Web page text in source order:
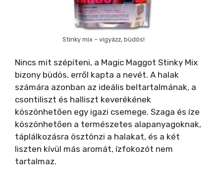
Stinky mix – vigyázz, büdös!
Nincs mit szépíteni, a Magic Maggot Stinky Mix
bizony büdös, erről kapta a nevét. A halak
számára azonban az ideális beltartalmának, a
csontiliszt és halliszt keverékének
köszönhetően egy igazi csemege. Szaga és íze
köszönhetően a természetes alapanyagoknak,
táplálkozásra ösztönzi a halakat, és a két
liszten kívül más aromát, ízfokozót nem
tartalmaz.